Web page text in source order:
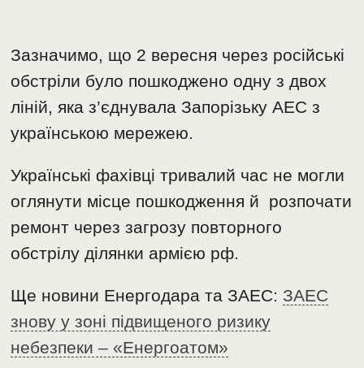
Зазначимо, що 2 вересня через російські
обстріли було пошкоджено одну з двох
ліній, яка з’єднувала Запорізьку АЕС з
українською мережею.
Українські фахівці тривалий час не могли
оглянути місце пошкодження й розпочати
ремонт через загрозу повторного
обстрілу ділянки армією рф.
Ще новини Енергодара та ЗАЕС: ЗАЕС
знову у зоні підвищеного ризику
небезпеки – «Енергоатом»